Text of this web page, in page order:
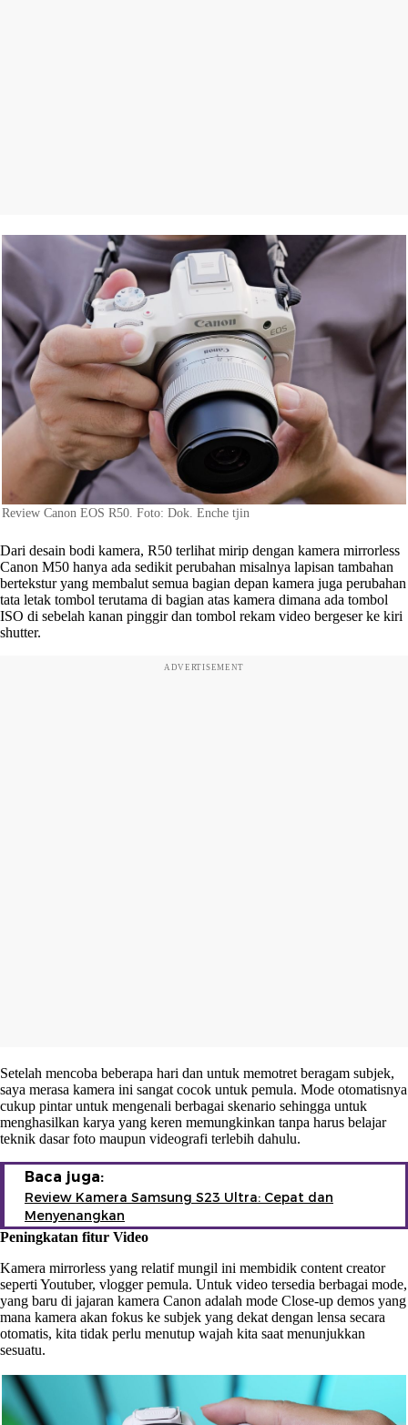
Review Canon EOS R50. Foto: Dok. Enche tjin
Dari desain bodi kamera, R50 terlihat mirip dengan kamera mirrorless
Canon M50 hanya ada sedikit perubahan misalnya lapisan tambahan
bertekstur yang membalut semua bagian depan kamera juga perubahan
tata letak tombol terutama di bagian atas kamera dimana ada tombol
ISO di sebelah kanan pinggir dan tombol rekam video bergeser ke kiri
shutter.
ADVERTISEMENT
Setelah mencoba beberapa hari dan untuk memotret beragam subjek,
saya merasa kamera ini sangat cocok untuk pemula. Mode otomatisnya
cukup pintar untuk mengenali berbagai skenario sehingga untuk
menghasilkan karya yang keren memungkinkan tanpa harus belajar
teknik dasar foto maupun videografi terlebih dahulu.
Baca juga:
Review Kamera Samsung S23 Ultra: Cepat dan
Menyenangkan
Peningkatan fitur Video
Kamera mirrorless yang relatif mungil ini membidik content creator
seperti Youtuber, vlogger pemula. Untuk video tersedia berbagai mode,
yang baru di jajaran kamera Canon adalah mode Close-up demos yang
mana kamera akan fokus ke subjek yang dekat dengan lensa secara
otomatis, kita tidak perlu menutup wajah kita saat menunjukkan
sesuatu.